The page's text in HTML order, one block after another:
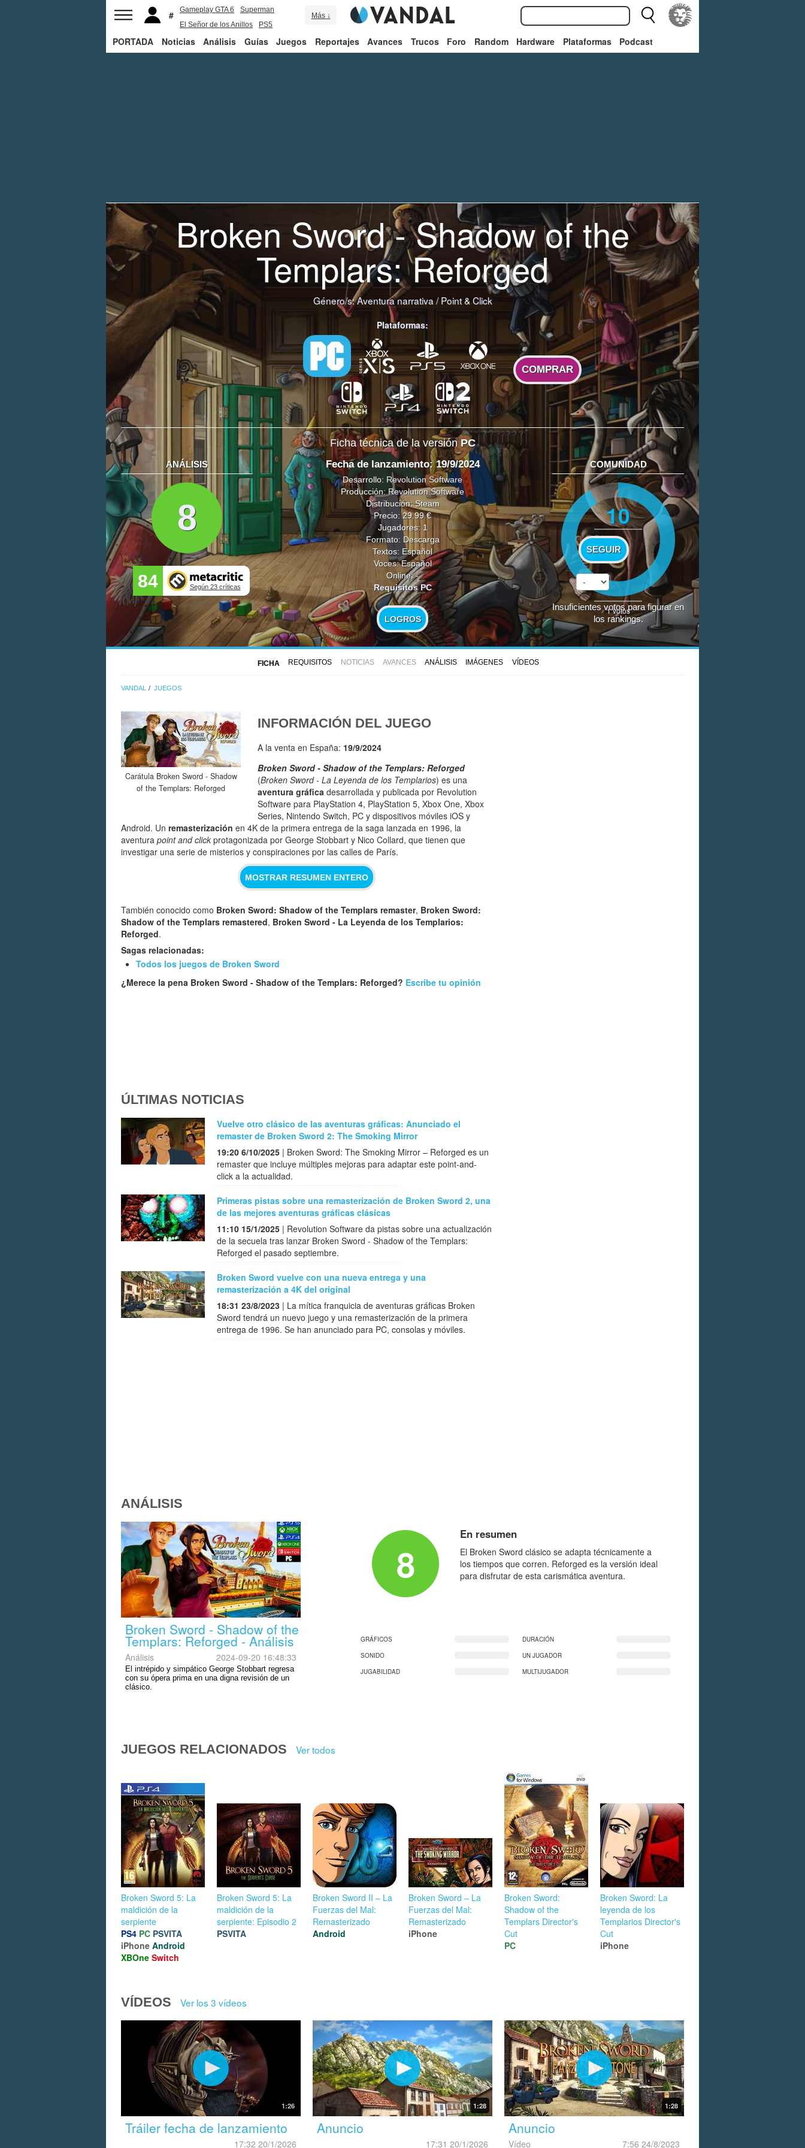
Gameplay GTA 6
Superman
El Señor de los Anillos
PS5
Más ↓
PORTADA Noticias Análisis Guías Juegos Reportajes Avances Trucos Foro Random Hardware Plataformas Podcast
Broken Sword - Shadow of the
Templars: Reforged
Género/s:Aventura narrativa/Point & Click
Plataformas:
COMPRAR
Ficha técnica de la versiónPC
ANÁLISIS
8
84 Según 23 críticas
Fecha de lanzamiento: 19/9/2024
Desarrollo: Revolution Software
Producción: Revolution Software
Distribución: Steam
Precio: 29.99 €
Jugadores: 1
Formato: Descarga
Textos: Español
Voces: Español
Online: -
Requisitos PC
LOGROS
COMUNIDAD
10
SEGUIR
1votos
Insuficientes votos para figurar en
los rankings.
FICHA REQUISITOS NOTICIAS AVANCES ANÁLISIS IMÁGENES VÍDEOS
VANDAL JUEGOS
Carátula Broken Sword - Shadow
of the Templars: Reforged
INFORMACIÓN DEL JUEGO
A la venta en España: 19/9/2024
Broken Sword - Shadow of the Templars: Reforged
(Broken Sword - La Leyenda de los Templarios) es una
aventura gráfica desarrollada y publicada por Revolution
Software para PlayStation 4, PlayStation 5, Xbox One, Xbox
Series, Nintendo Switch, PC y dispositivos móviles iOS y
Android. Un remasterización en 4K de la primera entrega de la saga lanzada en 1996, la
aventura point and click protagonizada por George Stobbart y Nico Collard, que tienen que
investigar una serie de misterios y conspiraciones por las calles de París.
MOSTRAR RESUMEN ENTERO
También conocido como Broken Sword: Shadow of the Templars remaster, Broken Sword:
Shadow of the Templars remastered, Broken Sword - La Leyenda de los Templarios:
Reforged.
Sagas relacionadas:
Todos los juegos de Broken Sword
¿Merece la pena Broken Sword - Shadow of the Templars: Reforged? Escribe tu opinión
ÚLTIMAS NOTICIAS
Vuelve otro clásico de las aventuras gráficas: Anunciado el
remaster de Broken Sword 2: The Smoking Mirror
19:20 6/10/2025 | Broken Sword: The Smoking Mirror – Reforged es un
remaster que incluye múltiples mejoras para adaptar este point-and-
click a la actualidad.
Primeras pistas sobre una remasterización de Broken Sword 2, una
de las mejores aventuras gráficas clásicas
11:10 15/1/2025 | Revolution Software da pistas sobre una actualización
de la secuela tras lanzar Broken Sword - Shadow of the Templars:
Reforged el pasado septiembre.
Broken Sword vuelve con una nueva entrega y una
remasterización a 4K del original
18:31 23/8/2023 | La mítica franquicia de aventuras gráficas Broken
Sword tendrá un nuevo juego y una remasterización de la primera
entrega de 1996. Se han anunciado para PC, consolas y móviles.
ANÁLISIS
Broken Sword - Shadow of the
Templars: Reforged - Análisis
Análisis 2024-09-20 16:48:33
El intrépido y simpático George Stobbart regresa
con su ópera prima en una digna revisión de un
clásico.
8
En resumen
El Broken Sword clásico se adapta técnicamente a
los tiempos que corren. Reforged es la versión ideal
para disfrutar de esta carismática aventura.
GRÁFICOS
DURACIÓN
SONIDO
UN JUGADOR
JUGABILIDAD
MULTIJUGADOR
JUEGOS RELACIONADOS Ver todos
Broken Sword 5: La
maldición de la
serpiente
PS4 PC PSVITA
iPhone Android
XBOne Switch
Broken Sword 5: La
maldición de la
serpiente: Episodio 2
PSVITA
Broken Sword II – La
Fuerzas del Mal:
Remasterizado
Android
Broken Sword – La
Fuerzas del Mal:
Remasterizado
iPhone
Broken Sword:
Shadow of the
Templars Director's
Cut
PC
Broken Sword: La
leyenda de los
Templarios Director's
Cut
iPhone
VÍDEOS Ver los 3 vídeos
1:26
Tráiler fecha de lanzamiento
17:32 20/1/2026
1:28
Anuncio
17:31 20/1/2026
1:28
Anuncio
Vídeo 7:56 24/8/2023